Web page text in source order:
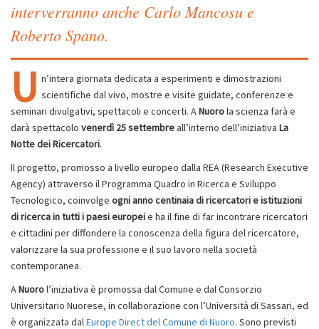
interverranno anche Carlo Mancosu e
Roberto Spano.
U n’intera giornata dedicata a esperimenti e dimostrazioni
scientifiche dal vivo, mostre e visite guidate, conferenze e
seminari divulgativi, spettacoli e concerti. ANuorola scienza farà e
darà spettacolo venerdì 25 settembreall’interno dell’iniziativa La
Notte dei Ricercatori.
Il progetto, promosso a livello europeo dalla REA (Research Executive
Agency) attraverso il Programma Quadro in Ricerca e Sviluppo
Tecnologico, coinvolge ogni anno centinaia di ricercatori e istituzioni
di ricerca in tutti i paesi europeie ha il fine di far incontrare ricercatori
e cittadini per diffondere la conoscenza della figura del ricercatore,
valorizzare la sua professione e il suo lavoro nella società
contemporanea.
ANuorol’iniziativa è promossa dal Comune e dal Consorzio
Universitario Nuorese, in collaborazione con l’Università di Sassari, ed
è organizzata dalEurope Direct del Comune di Nuoro. Sono previsti